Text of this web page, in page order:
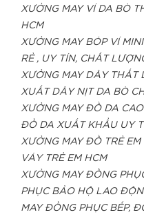
XƯỞNG MAY VÍ DA BÒ
HCM
XƯỞNG MAY BÓP VÍ
RẺ , UY TÍN, CHẤT
XƯỞNG MAY DÂY THẮT
XUẤT DÂY NỊT DA BÒ
XƯỞNG MAY ĐỒ DA
ĐỒ DA XUẤT KHẨU UY
XƯỞNG MAY ĐỒ TRẺ
VÁY TRẺ EM HCM
XƯỞNG MAY ĐỒNG
PHỤC BẢO HỘ LAO
MAY ĐỒNG PHỤC BẾP,